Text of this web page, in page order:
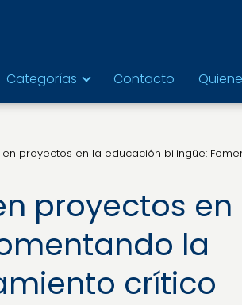
Categorías Contacto
proyectos en la educación bilingüe:
proyectos en
la
crítico